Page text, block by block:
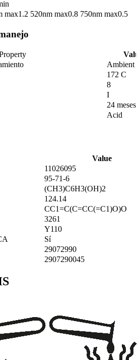
max1.2 520nm max0.8 750nm max0.5
Ambient
172 C
8
I
24 meses
Acid
Value
11026095
95-71-6
(CH3)C6H3(OH)2
124.14
CC1=C(C=CC(=C1)O)O
3261
Y110
Sí
29072990
2907290045